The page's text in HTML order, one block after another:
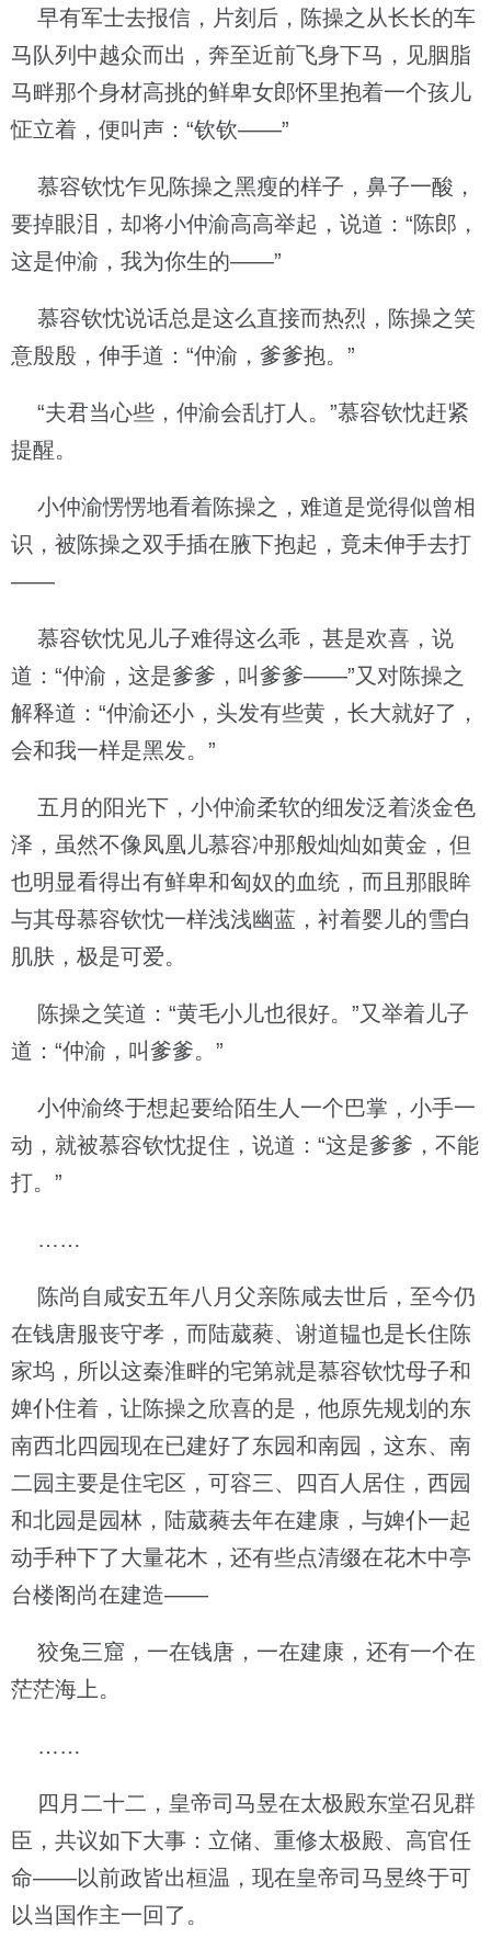
早有军士去报信，片刻后，陈操之从长长的车
马队列中越众而出，奔至近前飞身下马，见胭脂
马畔那个身材高挑的鲜卑女郎怀里抱着一个孩儿
怔立着，便叫声：“钦钦——”
慕容钦忱乍见陈操之黑瘦的样子，鼻子一酸，
要掉眼泪，却将小仲渝高高举起，说道：“陈郎，
这是仲渝，我为你生的——”
慕容钦忱说话总是这么直接而热烈，陈操之笑
意殷殷，伸手道：“仲渝，爹爹抱。”
“夫君当心些，仲渝会乱打人。”慕容钦忱赶紧
提醒。
小仲渝愣愣地看着陈操之，难道是觉得似曾相
识，被陈操之双手插在腋下抱起，竟未伸手去打
——
慕容钦忱见儿子难得这么乖，甚是欢喜，说
道：“仲渝，这是爹爹，叫爹爹——”又对陈操之
解释道：“仲渝还小，头发有些黄，长大就好了，
会和我一样是黑发。”
五月的阳光下，小仲渝柔软的细发泛着淡金色
泽，虽然不像凤凰儿慕容冲那般灿灿如黄金，但
也明显看得出有鲜卑和匈奴的血统，而且那眼眸
与其母慕容钦忱一样浅浅幽蓝，衬着婴儿的雪白
肌肤，极是可爱。
陈操之笑道：“黄毛小儿也很好。”又举着儿子
道：“仲渝，叫爹爹。”
小仲渝终于想起要给陌生人一个巴掌，小手一
动，就被慕容钦忱捉住，说道：“这是爹爹，不能
打。”
……
陈尚自咸安五年八月父亲陈咸去世后，至今仍
在钱唐服丧守孝，而陆葳蕤、谢道韫也是长住陈
家坞，所以这秦淮畔的宅第就是慕容钦忱母子和
婢仆住着，让陈操之欣喜的是，他原先规划的东
南西北四园现在已建好了东园和南园，这东、南
二园主要是住宅区，可容三、四百人居住，西园
和北园是园林，陆葳蕤去年在建康，与婢仆一起
动手种下了大量花木，还有些点清缀在花木中亭
台楼阁尚在建造——
狡兔三窟，一在钱唐，一在建康，还有一个在
茫茫海上。
……
四月二十二，皇帝司马昱在太极殿东堂召见群
臣，共议如下大事：立储、重修太极殿、高官任
命——以前政皆出桓温，现在皇帝司马昱终于可
以当国作主一回了。